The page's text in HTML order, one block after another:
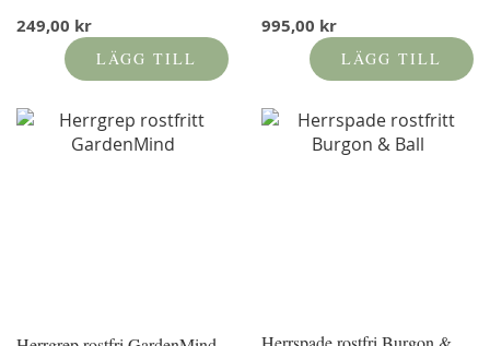
249,00 kr
LÄGG TILL
995,00 kr
LÄGG TILL